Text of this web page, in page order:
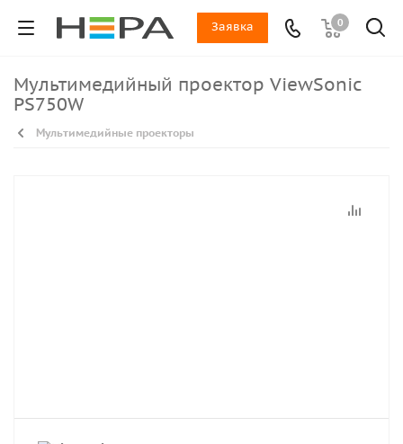
0
Заявка
Мультимедийный проектор ViewSonic
PS750W
Мультимедийные проекторы